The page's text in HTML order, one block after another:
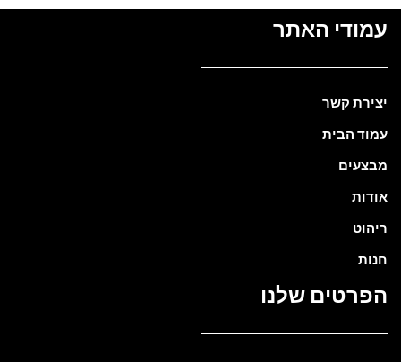
עמודי האתר
יצירת קשר
עמוד הבית
מבצעים
אודות
ריהוט
חנות
הפרטים שלנו